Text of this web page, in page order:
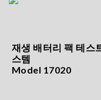
재생 배터리 팩 테스
스템
Model 17020